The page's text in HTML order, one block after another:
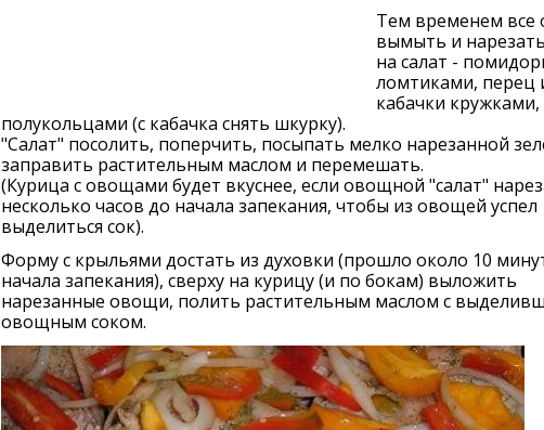
Тем временем
вымыть и
на салат -
ломтиками, перец
кабачки кружками,
полукольцами (с кабачка снять шкурку).
"Салат" посолить, поперчить, посыпать мелко нарезанной
заправить растительным маслом и перемешать.
(Курица с овощами будет вкуснее, если овощной "салат"
несколько часов до начала запекания, чтобы из овощей успел
выделиться сок).
Форму с крыльями достать из духовки (прошло около 10
начала запекания), сверху на курицу (и по бокам) выложить
нарезанные овощи, полить растительным маслом с
овощным соком.